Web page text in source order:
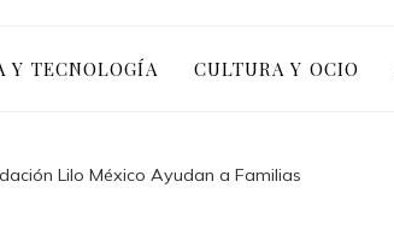
Y TECNOLOGÍA CULTURA Y OCIO
Lilo México Ayudan a Familias